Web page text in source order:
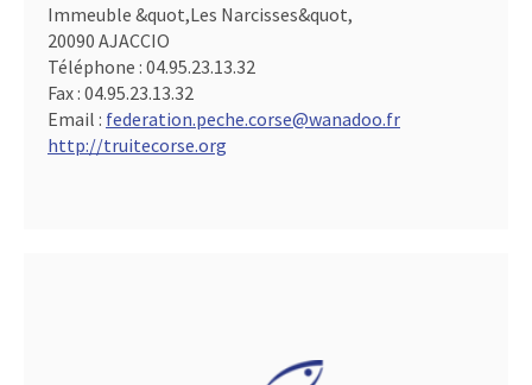
Immeuble &quot,Les Narcisses&quot,
20090 AJACCIO
Téléphone : 04.95.23.13.32
Fax : 04.95.23.13.32
Email : federation.peche.corse@wanadoo.fr
http://truitecorse.org